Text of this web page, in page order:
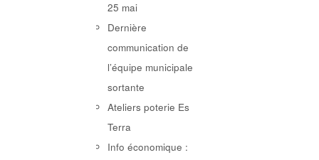
25 mai
Dernière
communication de
l’équipe municipale
sortante
Ateliers poterie Es
Terra
Info économique :